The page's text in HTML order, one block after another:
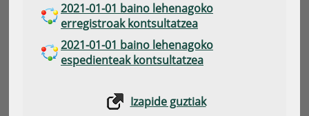
2021-01-01 baino lehenagoko
erregistroak kontsultatzea
2021-01-01 baino lehenagoko
espedienteak kontsultatzea
Izapide guztiak